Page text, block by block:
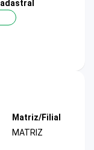
Matriz/Filial
MATRIZ